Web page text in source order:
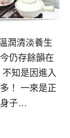
潤清淡養生
仍存餘韻在
知是因進入
！ 一來是正
身子…